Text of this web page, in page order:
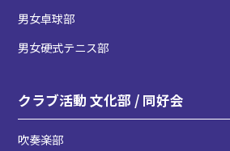
男女卓球部
男女硬式テニス部
クラブ活動 文化部 / 同好会
吹奏楽部